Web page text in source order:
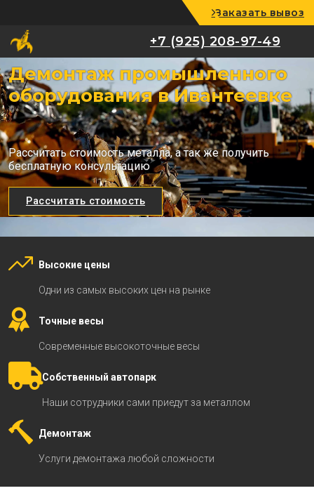
+7 (925) 208-97-49
Заказать вывоз
+7 (925) 208-97-49
Демонтаж промышленного
оборудования в Ивантеевке
Рассчитать стоимость металла, а так же получить
бесплатную консультацию
Рассчитать стоимость
Высокие цены
Одни из самых высоких цен на рынке
Точные весы
Современные высокоточные весы
Собственный автопарк
Наши сотрудники сами приедут за металлом
Демонтаж
Услуги демонтажа любой сложности